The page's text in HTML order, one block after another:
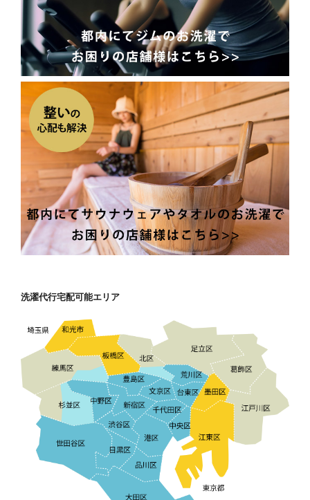
洗濯代行宅配可能エリア